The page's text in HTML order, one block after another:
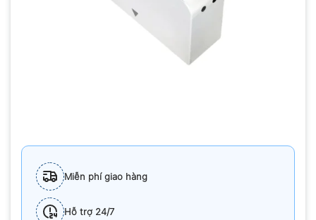
Miễn phí giao hàng
Hỗ trợ 24/7